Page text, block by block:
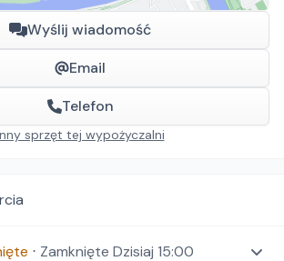
Wyślij wiadomość
Email
Telefon
sprzęt tej wypożyczalni
⋅ Zamknięte Dzisiaj 15:00